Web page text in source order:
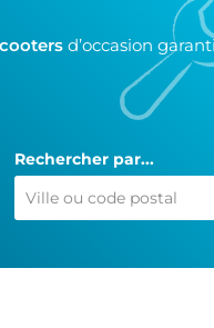
d’occasion
Rechercher par...